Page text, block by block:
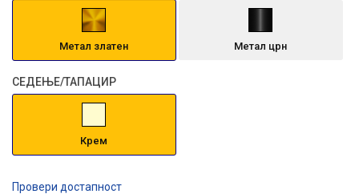
Метал златен Метал црн
СЕДЕЊЕ/ТАПАЦИР
Крем
Провери достапност